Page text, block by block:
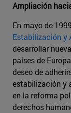
Ampliación
En mayo de
Estabilización y
desarrollar
países de
deseo de
estabilización y
en la reforma
derechos